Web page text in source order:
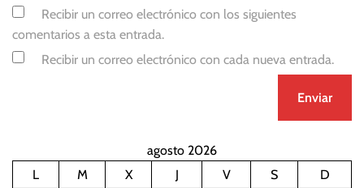
Recibir un correo electrónico con los siguientes
comentarios a esta entrada.
Recibir un correo electrónico con cada nueva entrada.
agosto 2026
L
M X J V S
D